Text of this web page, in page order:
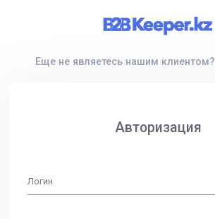
Еще не являетесь нашим клиентом?
Авторизация